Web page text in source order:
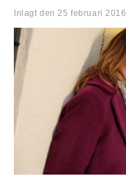
Inlagt den25 februari 2016